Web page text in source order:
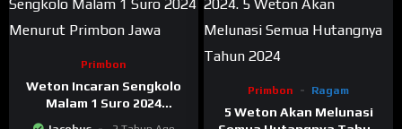
Primbon
Weton Incaran Sengkolo
Malam 1 Suro 2024
Menurut Primbon Jawa
Primbon Ragam
5 Weton Akan Melunasi